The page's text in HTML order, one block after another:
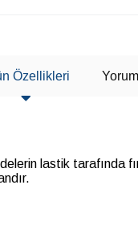
Özellikleri
lastik tarafında